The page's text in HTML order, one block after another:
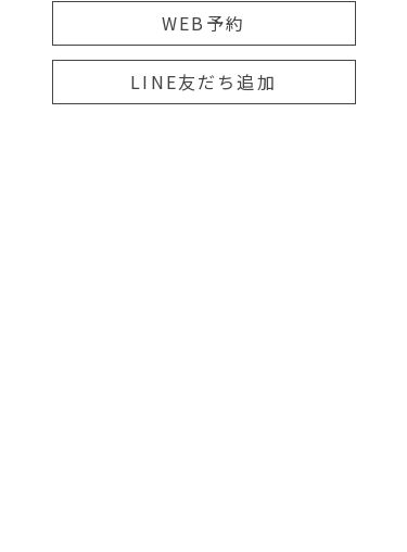
WEB予約
LINE友だち追加